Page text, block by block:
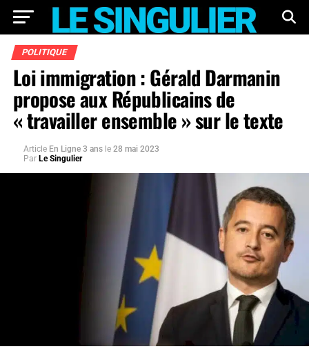
POLITIQUE
Loi immigration : Gérald Darmanin
propose aux Républicains de
« travailler ensemble » sur le texte
Article En Ligne 3 ans le 28 mai 2023
Par Le Singulier